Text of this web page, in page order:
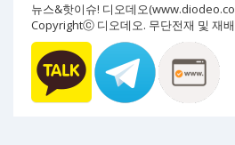
뉴스&핫이슈! 디오데오
Copyrightⓒ 디오데오. 무단전재 및 재